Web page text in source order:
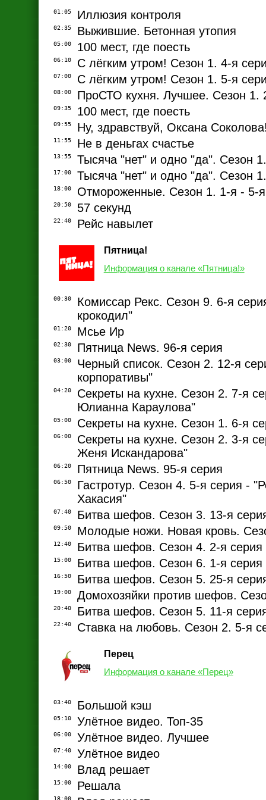
01:05 Иллюзия контроля
02:35 Выжившие. Бетонная утопия
05:00 100 мест, где поесть
06:10 С лёгким утром! Сезон 1. 4-я
07:00 С лёгким утром! Сезон 1. 5-я
08:00 ПроСТО кухня. Лучшее. Сезон 1.
09:35 100 мест, где поесть
09:55 Ну, здравствуй, Оксана
11:55 Не в деньгах счастье
13:55 Тысяча "нет" и одно "да". Сезон
17:00 Тысяча "нет" и одно "да". Сезон
18:00 Отмороженные. Сезон 1. 1-я - 5-
20:50 57 секунд
22:40 Рейс навылет
Пятница!
Информация о канале «Пятница!»
00:30
Комиссар Рекс. Сезон 9. 6-я
крокодил"
01:20 Мсье Ир
02:30 Пятница News. 96-я серия
03:00
Черный список. Сезон 2. 12-я
корпоративы"
04:20
Секреты на кухне. Сезон 2. 7-я
Юлианна Караулова"
05:00 Секреты на кухне. Сезон 1. 6-я
06:00
Секреты на кухне. Сезон 2. 3-я
Женя Искандарова"
06:20 Пятница News. 95-я серия
06:50
Гастротур. Сезон 4. 5-я серия -
Хакасия"
07:40 Битва шефов. Сезон 3. 13-я
09:50 Молодые ножи. Новая кровь.
12:40 Битва шефов. Сезон 4. 2-я серия
15:00 Битва шефов. Сезон 6. 1-я серия
16:50 Битва шефов. Сезон 5. 25-я
19:00 Домохозяйки против шефов.
20:40 Битва шефов. Сезон 5. 11-я
22:40 Ставка на любовь. Сезон 2. 5-я
Перец
Информация о канале «Перец»
03:40 Большой кэш
05:10 Улётное видео. Топ-35
06:00 Улётное видео. Лучшее
07:40 Улётное видео
14:00 Влад решает
15:00 Решала
18:00